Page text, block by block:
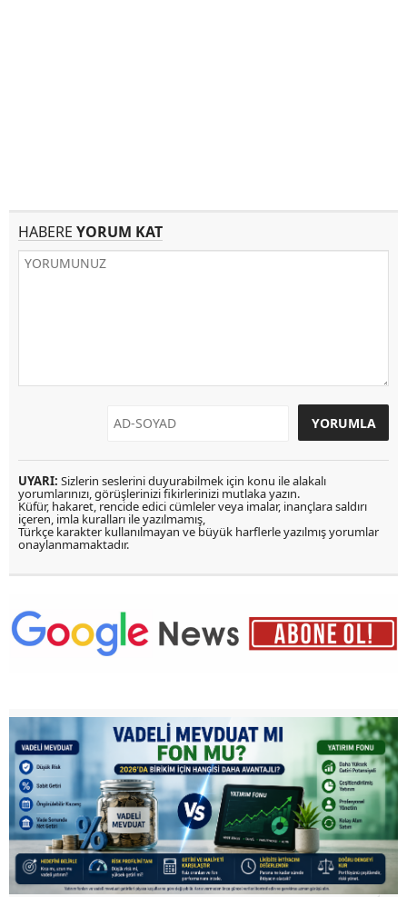
HABERE YORUM KAT
UYARI: Sizlerin seslerini duyurabilmek için konu ile alakalı
yorumlarınızı, görüşlerinizi fikirlerinizi mutlaka yazın.
Küfür, hakaret, rencide edici cümleler veya imalar, inançlara saldırı
içeren, imla kuralları ile yazılmamış,
Türkçe karakter kullanılmayan ve büyük harflerle yazılmış yorumlar
onaylanmamaktadır.